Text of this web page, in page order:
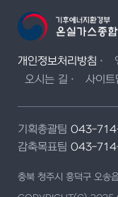
개인정보처리방침
오시는 길
사이트
기획총괄팀 043-
감축목표팀 043-
충북 청주시 흥덕구 오송